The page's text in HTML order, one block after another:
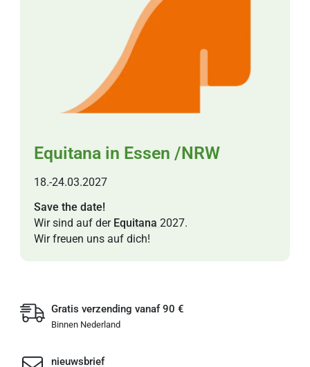
Equitana in Essen /NRW
18.-24.03.2027
Save the date!
Wir sind auf der Equitana 2027.
Wir freuen uns auf dich!
Gratis verzending vanaf 90 €
Binnen Nederland
nieuwsbrief